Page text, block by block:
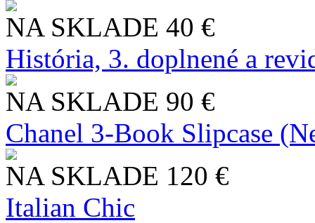
NA SKLADE 40 €
História, 3. doplnené a
NA SKLADE 90 €
Chanel 3-Book Slipcase
NA SKLADE 120 €
Italian Chic